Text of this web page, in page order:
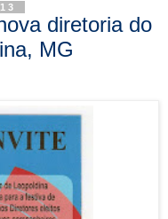
diretoria do
MG